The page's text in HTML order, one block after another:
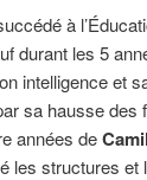
à
durant les 5
intelligence et
sa hausse
années de
les structures